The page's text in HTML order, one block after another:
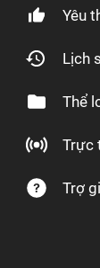
Yêu
Lịch
Thể
Trực
Trợ